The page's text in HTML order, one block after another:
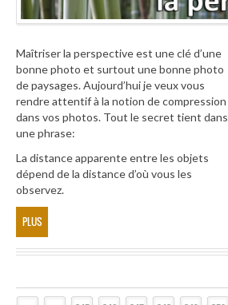
Maîtriser la perspective est une clé d’une
bonne photo et surtout une bonne photo
de paysages. Aujourd’hui je veux vous
rendre attentif à la notion de compression
dans vos photos. Tout le secret tient dans
une phrase:
La distance apparente entre les objets
dépend de la distance d’où vous les
observez.
PLUS